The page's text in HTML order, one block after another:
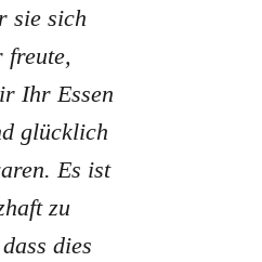
sie sich
freute,
Ihr Essen
glücklich
Es ist
zu
dies